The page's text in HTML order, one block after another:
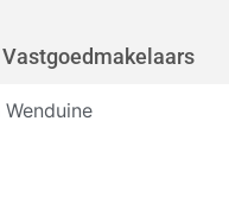
Vastgoedmakelaars